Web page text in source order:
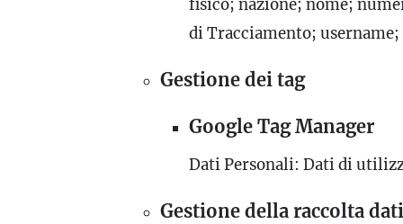
fisico; nazione; nome;
di Tracciamento;
Gestione dei tag
Google Tag Manager
Dati Personali: Dati di
Gestione della raccolta